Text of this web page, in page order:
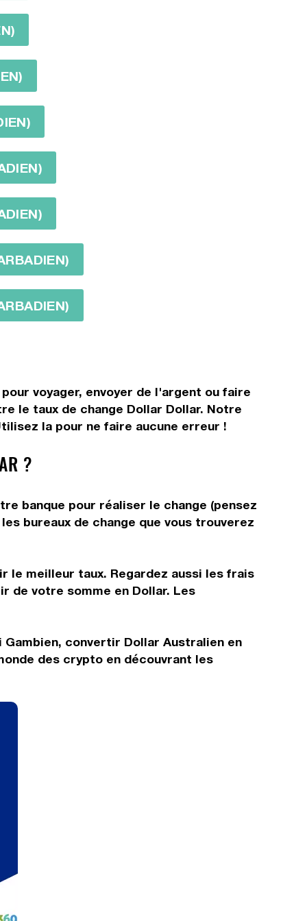
voyager, envoyer de l'argent ou faire
le taux de change Dollar Dollar. Notre
la pour ne faire aucune erreur !
?
banque pour réaliser le change (pensez
bureaux de change que vous trouverez
le meilleur taux. Regardez aussi les frais
de votre somme en Dollar. Les
Gambien, convertir Dollar Australien en
des crypto en découvrant les